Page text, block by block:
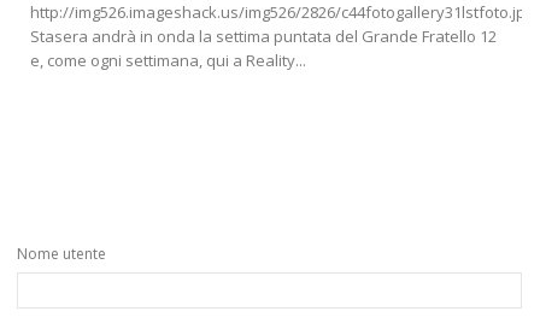
http://img526.imageshack.us/img526/2826/c44fotogallery31lstfoto.jpg
Stasera andrà in onda la settima puntata del Grande Fratello 12
e, come ogni settimana, qui a Reality...
Nome utente